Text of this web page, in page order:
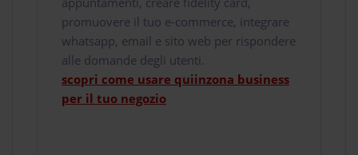
promuovere il tuo e-commerce, integrare
whatsapp, email e sito web per rispondere
alle domande degli utenti.
scopri come usare quiinzona business
per il tuo negozio